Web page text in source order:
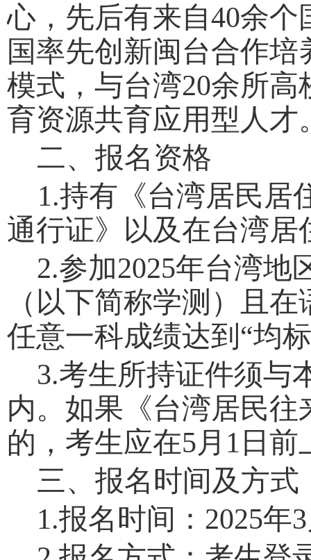
心，先后有来自40余个
国率先创新闽台合作培
模式，与台湾20余所
育资源共育应用型人才
二、 报名资格
1.持有《台湾居民居
通行证》以及在台湾
2.参加2025年台湾地
（以下简称学测）且
任意一科成绩达到 “均标
3.考生所持证件须与
内。 如果 《台湾居民
的，考生应在5月 1 日
三、报名时间及方式
1.报名时间： 2025年3